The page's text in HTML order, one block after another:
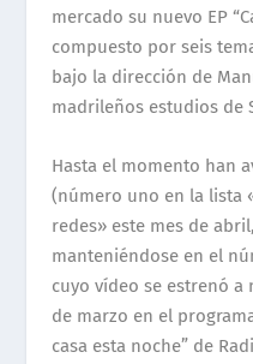
mercado su nuevo EP
compuesto por seis
bajo la dirección de
madrileños estudios de
Hasta el momento han
(número uno en la lista
redes» este mes de
manteniéndose en el
cuyo vídeo se estrenó a
de marzo en el
casa esta noche” de